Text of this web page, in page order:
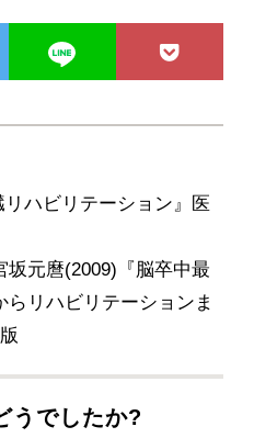
ハビリテーション』医
元麿(2009)『脳卒中最
リハビリテーションま
うでしたか?